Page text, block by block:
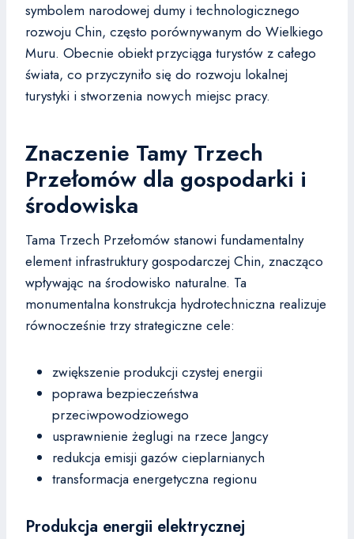
symbolem narodowej dumy i technologicznego
rozwoju Chin, często porównywanym do Wielkiego
Muru. Obecnie obiekt przyciąga turystów z całego
świata, co przyczyniło się do rozwoju lokalnej
turystyki i stworzenia nowych miejsc pracy.
Znaczenie Tamy Trzech
Przełomów dla gospodarki i
środowiska
Tama Trzech Przełomów stanowi fundamentalny
element infrastruktury gospodarczej Chin, znacząco
wpływając na środowisko naturalne. Ta
monumentalna konstrukcja hydrotechniczna realizuje
równocześnie trzy strategiczne cele:
zwiększenie produkcji czystej energii
poprawa bezpieczeństwa
przeciwpowodziowego
usprawnienie żeglugi na rzece Jangcy
redukcja emisji gazów cieplarnianych
transformacja energetyczna regionu
Produkcja energii elektrycznej